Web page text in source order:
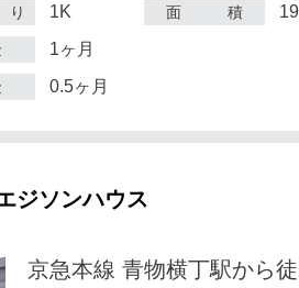
1K 面 積
1ヶ月
0.5ヶ月
ジソンハウス
京急本線 青物横丁駅から